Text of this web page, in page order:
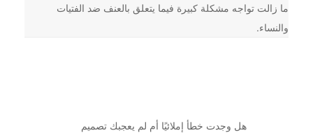
ما زالت تواجه مشكلة كبيرة فيما يتعلق بالعنف ضد الفتيات
والنساء.
هل وجدت خطأ إملائيًا أم لم يعجبك تصميم